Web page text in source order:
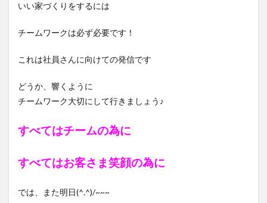
いい家づくりをするには
チームワークは必ず必要です！
これは社員さんに向けての発信です
どうか、響くように
チームワーク大切にして行きましょう♪
すべてはチームの為に
すべてはお客さま笑顔の為に
では、また明日(^.^)/~~~